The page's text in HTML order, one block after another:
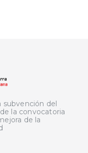
subvención del
la convocatoria
de la